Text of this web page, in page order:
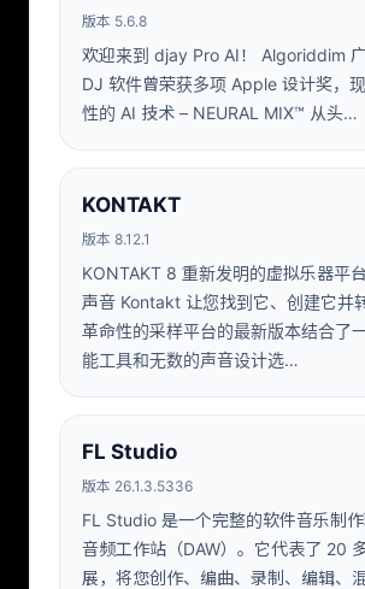
版本 5.6.8
欢迎来到 djay Pro AI！ Algoriddim
DJ 软件曾荣获多项 Apple 设计奖，
性的 AI 技术 – NEURAL MIX™ 从头…
KONTAKT
版本 8.12.1
KONTAKT 8 重新发明的虚拟乐器平
声音 Kontakt 让您找到它、创建它并
革命性的采样平台的最新版本结合了
能工具和无数的声音设计选…
FL Studio
版本 26.1.3.5336
FL Studio 是一个完整的软件音乐制
音频工作站（DAW）。它代表了 20
展，将您创作、编曲、录制、编辑、